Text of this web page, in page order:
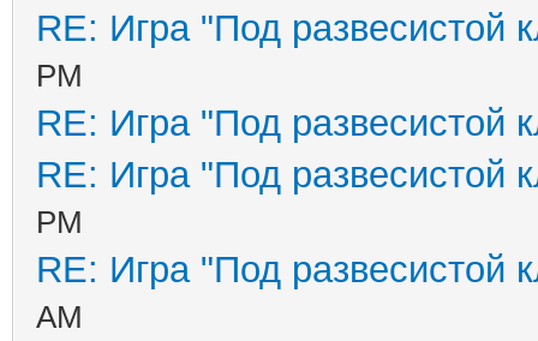
RE: Игра "Под развесистой
PM
RE: Игра "Под развесистой
RE: Игра "Под развесистой
PM
RE: Игра "Под развесистой
AM